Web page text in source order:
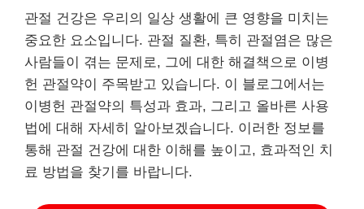
관절 건강은 우리의 일상 생활에 큰 영향을 미치는
중요한 요소입니다. 관절 질환, 특히 관절염은 많은
사람들이 겪는 문제로, 그에 대한 해결책으로 이병
헌 관절약이 주목받고 있습니다. 이 블로그에서는
이병헌 관절약의 특성과 효과, 그리고 올바른 사용
법에 대해 자세히 알아보겠습니다. 이러한 정보를
통해 관절 건강에 대한 이해를 높이고, 효과적인 치
료 방법을 찾기를 바랍니다.